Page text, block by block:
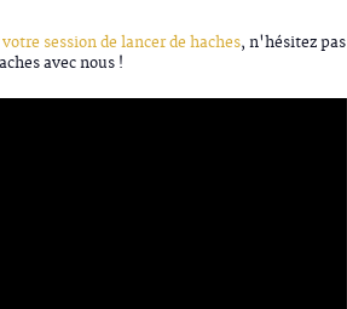
session de lancer de haches, n'hésitez pas
avec nous !